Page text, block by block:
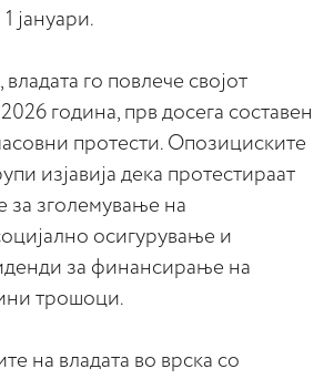
јануари.
го повлече својот
година, прв досега составен
протести. Опозициските
изјавија дека протестираат
за зголемување на
осигурување и
за финансирање на
трошоци.
на владата во врска со